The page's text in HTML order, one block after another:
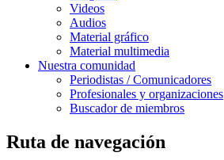
Videos
Audios
Material gráfico
Material multimedia
Nuestra comunidad
Periodistas / Comunicadores
Profesionales y organizaciones
Buscador de miembros
Ruta de navegación